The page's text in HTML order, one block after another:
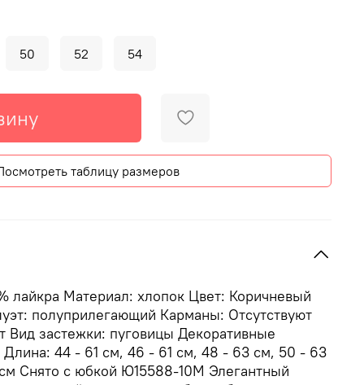
50 52 54
таблицу размеров
лайкра Материал: хлопок Цвет: Коричневый
полуприлегающий Карманы: Отсутствуют
Вид застежки: пуговицы Декоративные
Длина: 44 - 61 см, 46 - 61 см, 48 - 63 см, 50 - 63
Снято с юбкой Ю15588-10М Элегантный